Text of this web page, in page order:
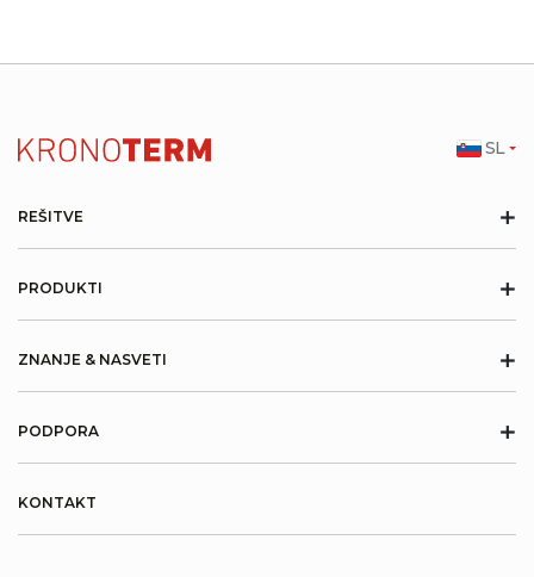
REŠITVE +
PRODUKTI +
ZNANJE & NASVETI +
PODPORA +
KONTAKT
SL